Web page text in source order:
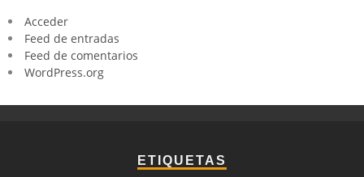
Acceder
Feed de entradas
Feed de comentarios
WordPress.org
ETIQUETAS